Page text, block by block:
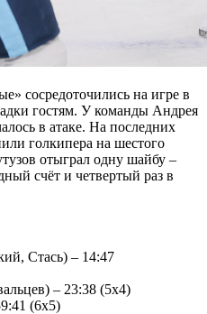
сосредоточились на игре в
гостям. У команды Андрея
в атаке. На последних
голкипера на шестого
отыграл одну шайбу –
счёт и четвертый раз в
Стась) – 14:47
– 23:38 (5х4)
(6х5)